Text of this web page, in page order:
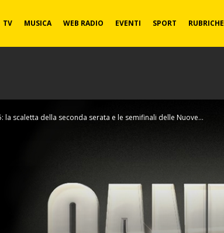
TV MUSICA WEB RADIO EVENTI SPORT RUBRICHE
la scaletta della seconda serata e le semifinali delle Nuove...